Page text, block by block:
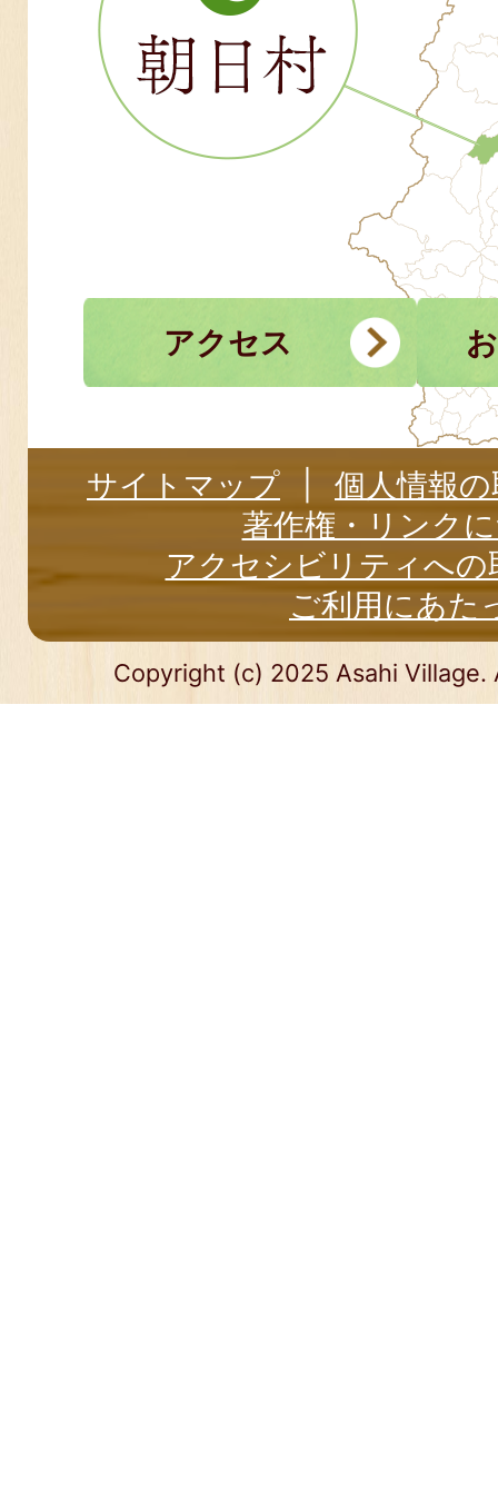
アクセス
サイトマップ
個人情報
著作権・リンク
アクセシビリティへの
ご利用にあた
Copyright (c) 2025 Asahi Village.